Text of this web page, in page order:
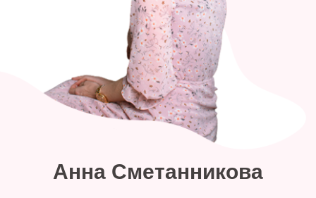
Анна Сметанникова